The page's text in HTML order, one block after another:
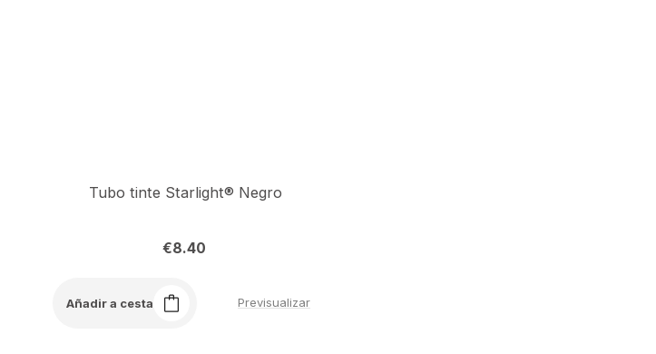
Añadir a cesta Previsualizar
Tubo tinte Starlight® Negro
€8.40